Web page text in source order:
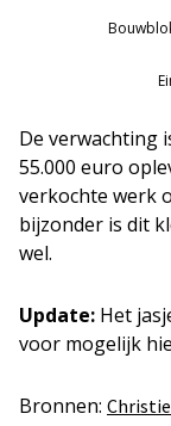
De verwachting
55.000 euro
verkochte werk
bijzonder is dit
wel.
Update: Het
voor mogelijk
Bronnen: